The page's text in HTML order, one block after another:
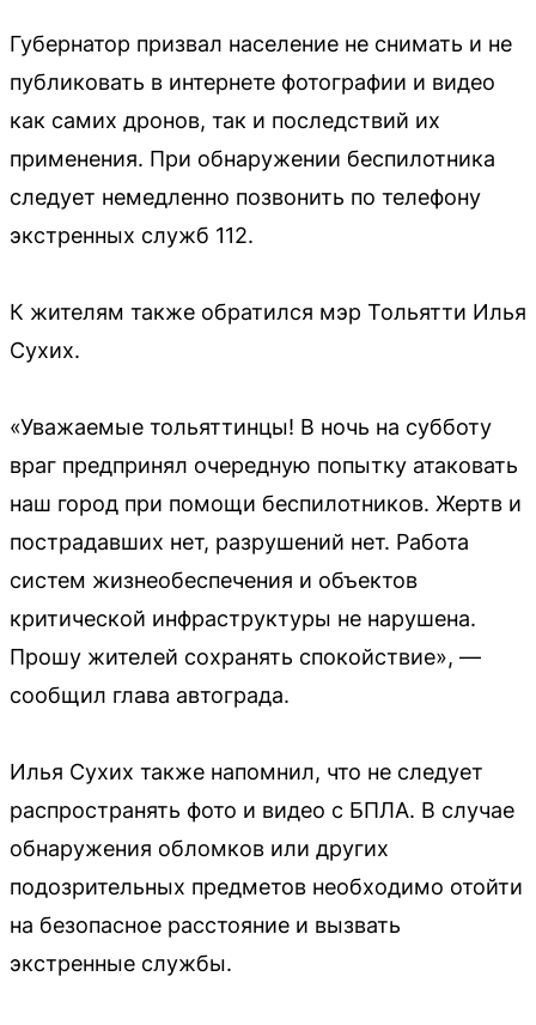
Губернатор призвал население не снимать и не
публиковать в интернете фотографии и видео
как самих дронов, так и последствий их
применения. При обнаружении беспилотника
следует немедленно позвонить по телефону
экстренных служб 112.
К жителям также обратился мэр Тольятти Илья
Сухих.
«Уважаемые тольяттинцы! В ночь на субботу
враг предпринял очередную попытку атаковать
наш город при помощи беспилотников. Жертв и
пострадавших нет, разрушений нет. Работа
систем жизнеобеспечения и объектов
критической инфраструктуры не нарушена.
Прошу жителей сохранять спокойствие», —
сообщил глава автограда.
Илья Сухих также напомнил, что не следует
распространять фото и видео с БПЛА. В случае
обнаружения обломков или других
подозрительных предметов необходимо отойти
на безопасное расстояние и вызвать
экстренные службы.